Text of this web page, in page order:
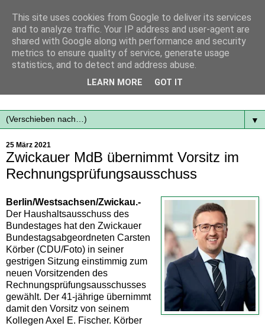
Mit frischen Themen aus der Region immer auf dem
▼
25 März 2021
Zwickauer MdB übernimmt Vorsitz im
Rechnungsprüfungsausschuss
Berlin/Westsachsen/Zwickau.-
Der Haushaltsausschuss des
Bundestages hat den Zwickauer
Bundestagsabgeordneten Carsten
Körber (CDU/Foto) in seiner
gestrigen Sitzung einstimmig zum
neuen Vorsitzenden des
Rechnungsprüfungsausschusses
gewählt. Der 41-jährige übernimmt
damit den Vorsitz von seinem
Kollegen Axel E. Fischer. Körber
This site uses cookies from Google to deliver its services
and to analyze traffic. Your IP address and user-agent are
shared with Google along with performance and security
metrics to ensure quality of service, generate usage
statistics, and to detect and address abuse.
LEARN MORE GOT IT